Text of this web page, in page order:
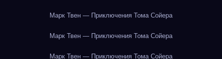
Марк Твен — Приключения Тома Сойера
Марк Твен — Приключения Тома Сойера
Марк Твен — Приключения Тома Сойера